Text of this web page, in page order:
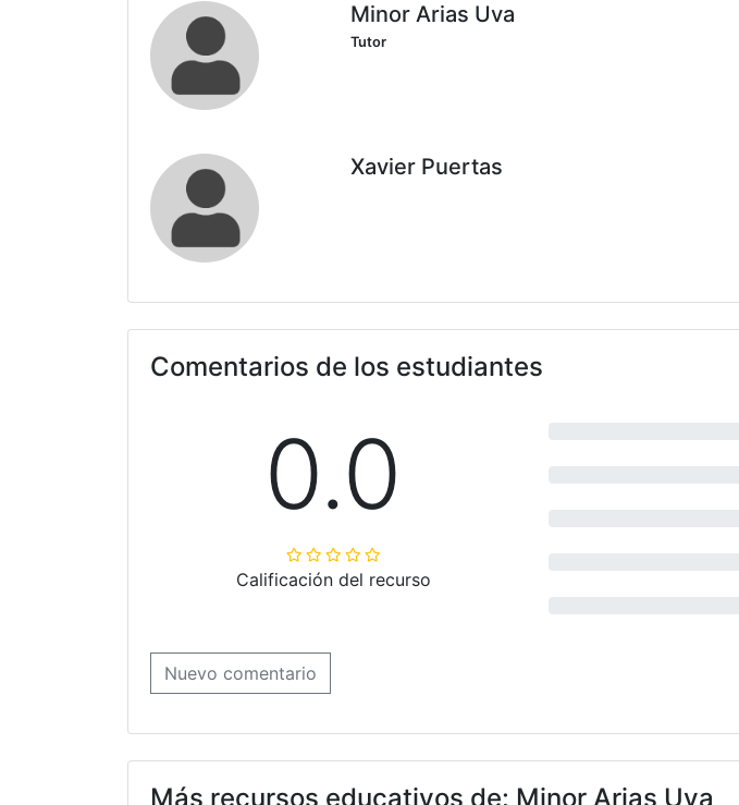
Minor Arias Uva
Tutor
Xavier Puertas
Comentarios de los estudiantes
0.0
Calificación del recurso
Nuevo comentario
Más recursos educativos de: Minor Arias Uva